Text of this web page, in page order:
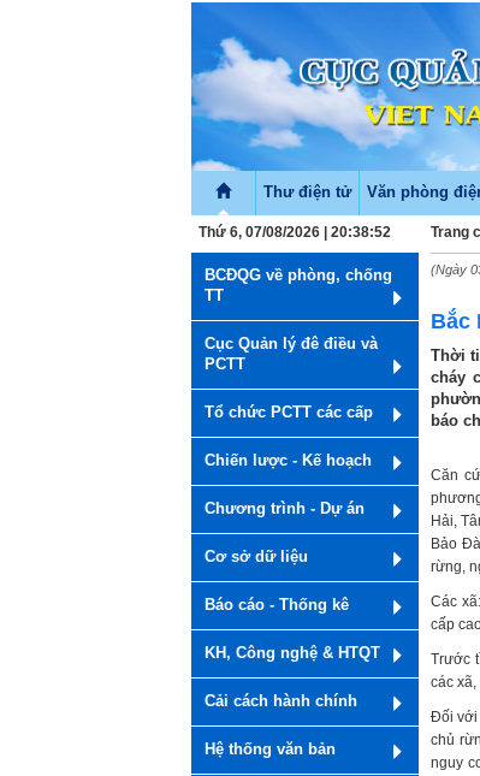
Thư điện tử Văn phòng
Thứ 6, 07/08/2026 | 20:38:53 Trang
BCĐQG về phòng, chống
TT
Cục Quản lý đê điều và
PCTT
Tổ chức PCTT các cấp
Chiến lược - Kế hoạch
Chương trình - Dự án
Cơ sở dữ liệu
Báo cáo - Thống kê
KH, Công nghệ & HTQT
Cải cách hành chính
Hệ thống văn bản
(Ngày
Bắc
Thời
cháy
báo
Căn
Hải,
Bảo
rừng,
Các
cấp
Trước
các
Đối với
chủ
nguy